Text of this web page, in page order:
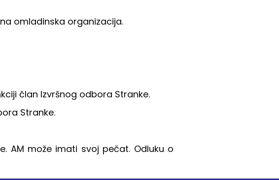
omladinska organizacija.
član Izvršnog odbora Stranke.
Stranke.
AM može imati svoj pečat. Odluku o